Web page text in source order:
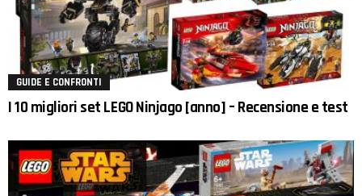
GUIDE E CONFRONTI
I 10 migliori set LEGO Ninjago [anno] – Recensione e test